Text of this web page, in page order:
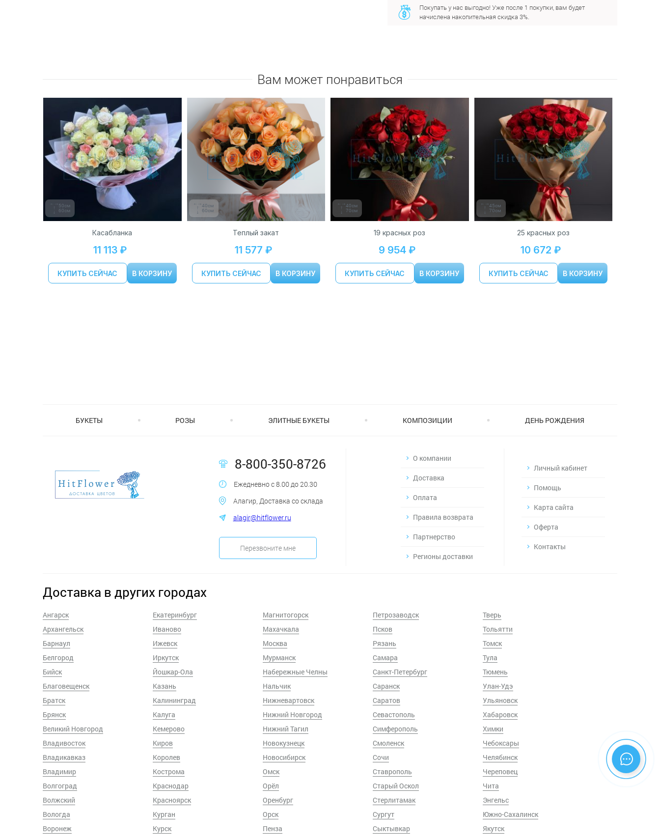
Покупать у нас выгодно! Уже после 1 покупки, вам будет
начислена накопительная скидка 3%.
Вам может понравиться
50см
60см
Касабланка
11 113 ₽
КУПИТЬ СЕЙЧАС В КОРЗИНУ
40см
60см
Теплый закат
11 577 ₽
КУПИТЬ СЕЙЧАС В КОРЗИНУ
40см
70см
19 красных роз
9 954 ₽
КУПИТЬ СЕЙЧАС В КОРЗИНУ
45см
70см
25 красных роз
10 672 ₽
КУПИТЬ СЕЙЧАС В КОРЗИНУ
БУКЕТЫ РОЗЫ ЭЛИТНЫЕ БУКЕТЫ КОМПОЗИЦИИ ДЕНЬ РОЖДЕНИЯ
8-800-350-8726
Ежедневно с 8.00 до 20.30
Алагир, Доставка со склада
alagir@hitflower.ru
Перезвоните мне
О компании
Доставка
Оплата
Правила возврата
Партнерство
Регионы доставки
Личный кабинет
Помощь
Карта сайта
Оферта
Контакты
Доставка в других городах
Ангарск
Архангельск
Барнаул
Белгород
Бийск
Благовещенск
Братск
Брянск
Великий Новгород
Владивосток
Владикавказ
Владимир
Волгоград
Волжский
Вологда
Воронеж
Екатеринбург
Иваново
Ижевск
Иркутск
Йошкар-Ола
Казань
Калининград
Калуга
Кемерово
Киров
Королев
Кострома
Краснодар
Красноярск
Курган
Курск
Магнитогорск
Махачкала
Москва
Мурманск
Набережные Челны
Нальчик
Нижневартовск
Нижний Новгород
Нижний Тагил
Новокузнецк
Новосибирск
Омск
Орёл
Оренбург
Орск
Пенза
Петрозаводск
Псков
Рязань
Самара
Санкт-Петербург
Саранск
Саратов
Севастополь
Симферополь
Смоленск
Сочи
Ставрополь
Старый Оскол
Стерлитамак
Сургут
Сыктывкар
Тверь
Тольятти
Томск
Тула
Тюмень
Улан-Удэ
Ульяновск
Хабаровск
Химки
Чебоксары
Челябинск
Череповец
Чита
Энгельс
Южно-Сахалинск
Якутск